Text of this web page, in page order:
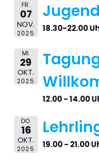
FR.
07
NOV.
2025 18.30-22.00
MI.
29
OKT.
2025
12.00 - 14.00
DO.
16
OKT.
2025 19.00 - 21.00